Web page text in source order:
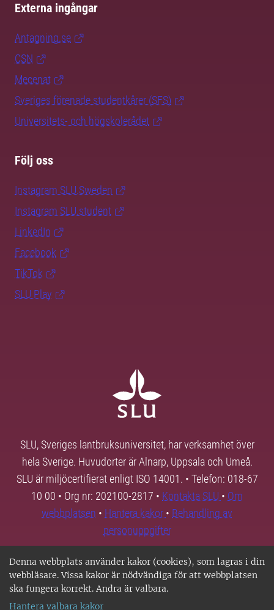
Denna webbplats använder kakor (cookies), som lagras i din
webbläsare. Vissa kakor är nödvändiga för att webbplatsen
ska fungera korrekt. Andra är valbara.
Hantera valbara kakor
Externa ingångar
Antagning.se
CSN
Mecenat
Sveriges förenade studentkårer (SFS)
Universitets- och högskolerådet
Följ oss
Instagram SLU.Sweden
Instagram SLU.student
LinkedIn
Facebook
TikTok
SLU Play
SLU, Sveriges lantbruksuniversitet, har verksamhet över
hela Sverige. Huvudorter är Alnarp, Uppsala och Umeå.
SLU är miljöcertifierat enligt ISO 14001. • Telefon: 018-67
10 00 • Org nr: 202100-2817 • Kontakta SLU • Om
webbplatsen • Hantera kakor • Behandling av
personuppgifter